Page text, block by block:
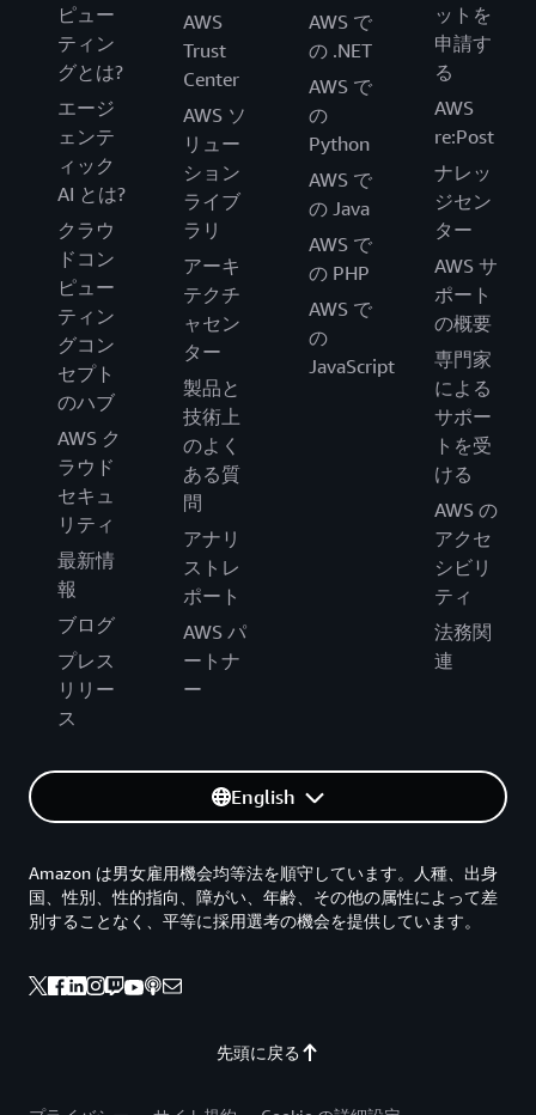
ピュー
ティン
グとは?
エージ
ェンテ
ィック
AI とは?
クラウ
ドコン
ピュー
ティン
グコン
セプト
のハブ
AWS ク
ラウド
セキュ
リティ
最新情
報
ブログ
プレス
リリー
ス
AWS
Trust
Center
AWS ソ
リュー
ション
ライブ
ラリ
アーキ
テクチ
ャセン
ター
製品と
技術上
のよく
ある質
問
アナリ
ストレ
ポート
AWS パ
ートナ
ー
AWS で
の .NET
AWS で
の
Python
AWS で
の Java
AWS で
の PHP
AWS で
の
JavaScript
ットを
申請す
る
AWS
re:Post
ナレッ
ジセン
ター
AWS サ
ポート
の概要
専門家
による
サポー
トを受
ける
AWS の
アクセ
シビリ
ティ
法務関
連
English
先頭に戻る
Amazon は男女雇用機会均等法を順守しています。人種、出身
国、性別、性的指向、障がい、年齢、その他の属性によって差
別することなく、平等に採用選考の機会を提供しています。